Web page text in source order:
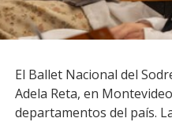
Facebook
El Ballet Nacional del
Adela Reta, en
departamentos del país.